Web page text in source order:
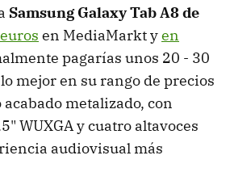
Samsung Galaxy Tab A8 de
en MediaMarkt yen
pagarías unos 20 - 30
mejor en su rango de precios
metalizado, con
WUXGA y cuatro altavoces
audiovisual más